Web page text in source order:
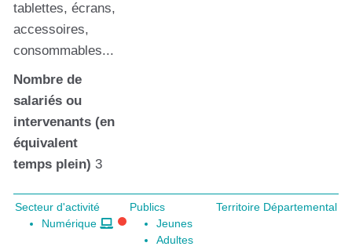
tablettes, écrans,
accessoires,
consommables...
Nombre de
salariés ou
intervenants (en
équivalent
temps plein) 3
Secteur d'activité
Numérique
Publics
Jeunes
Adultes
Territoire Départemental